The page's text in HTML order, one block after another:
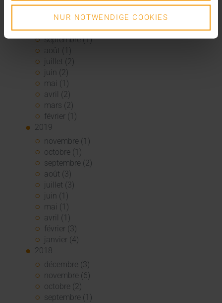
NUR NOTWENDIGE COOKIES
2020
décembre (3)
novembre (1)
septembre (1)
août (1)
juillet (2)
juin (2)
mai (1)
avril (2)
mars (2)
février (1)
2019
novembre (1)
octobre (1)
septembre (2)
août (3)
juillet (3)
juin (1)
mai (1)
avril (1)
février (3)
janvier (4)
2018
décembre (3)
novembre (6)
octobre (2)
septembre (1)